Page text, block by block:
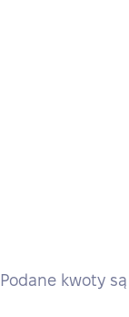
Podane kwoty